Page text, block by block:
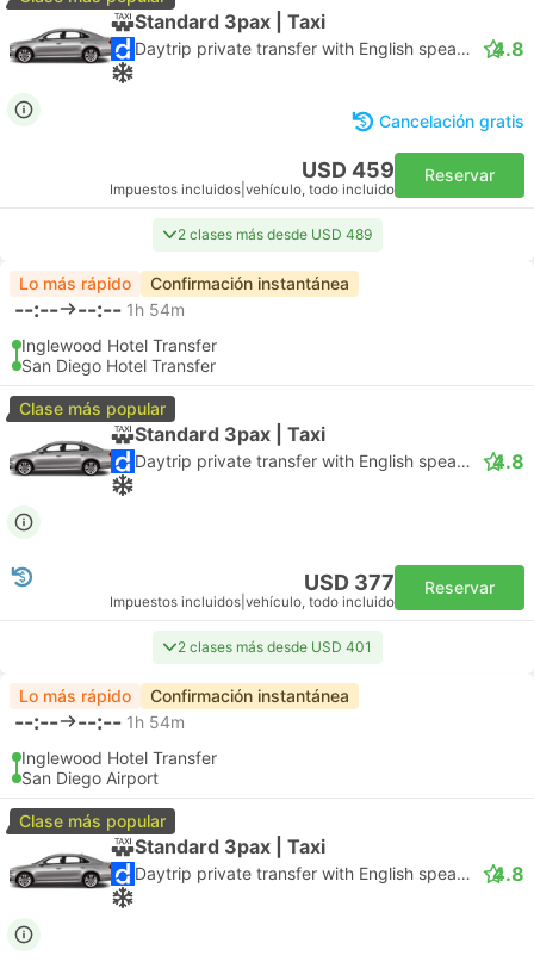
Standard 3pax | Taxi
Daytrip private transfer with English speaking driver 4.8
Cancelación gratis
USD 459
Impuestos incluidos vehículo, todo incluido
Reservar
2 clases más desde USD 489
Lo más rápido Confirmación instantánea
--:-- --:-- 1h 54m
Inglewood Hotel Transfer
San Diego Hotel Transfer
Clase más popular
Standard 3pax | Taxi
Daytrip private transfer with English speaking driver 4.8
USD 377
Impuestos incluidos vehículo, todo incluido
Reservar
2 clases más desde USD 401
Lo más rápido Confirmación instantánea
--:-- --:-- 1h 54m
Inglewood Hotel Transfer
San Diego Airport
Clase más popular
Standard 3pax | Taxi
Daytrip private transfer with English speaking driver 4.8